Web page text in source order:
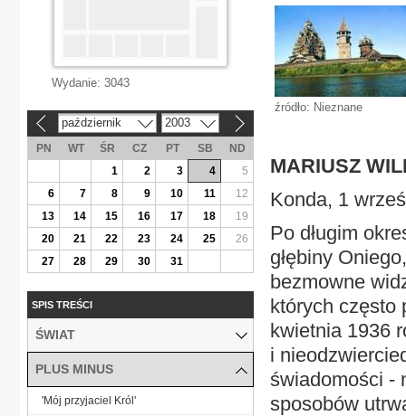
źródło: Nieznane
MARIUSZ
Konda, 1
Po długim
głębiny
bezmowne
których często
kwietnia 1936
i
świadomości -
sposobów
Wydanie: 3043
październik 2003
PN WT ŚR CZ PT SB
ND
1
2 3 4
5
6
7 8 9 10 11
12
13
14 15 16 17 18
19
20
21 22 23 24 25
26
27
28 29 30 31
SPIS TREŚCI
ŚWIAT
PLUS MINUS
'Mój przyjaciel Król'